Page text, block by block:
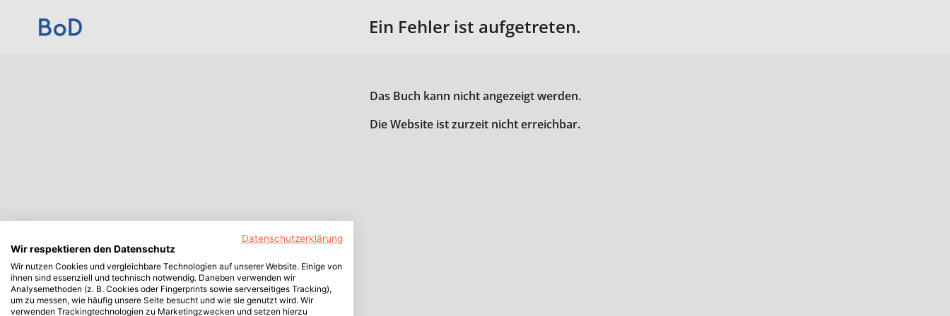
Ein Fehler ist aufgetreten.
Das Buch kann nicht angezeigt werden.
Die Website ist zurzeit nicht erreichbar.
Datenschutzerklärung
Wir respektieren den Datenschutz
Wir nutzen Cookies und vergleichbare Technologien auf unserer Website. Einige von
ihnen sind essenziell und technisch notwendig. Daneben verwenden wir
Analysemethoden (z. B. Cookies oder Fingerprints sowie serverseitiges Tracking),
um zu messen, wie häufig unsere Seite besucht und wie sie genutzt wird. Wir
verwenden Trackingtechnologien zu Marketingzwecken und setzen hierzu